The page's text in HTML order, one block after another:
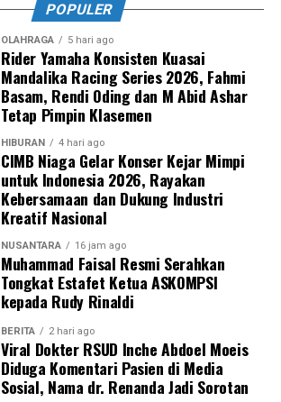
POPULER
OLAHRAGA 5 hari ago
Rider Yamaha Konsisten Kuasai
Mandalika Racing Series 2026, Fahmi
Basam, Rendi Oding dan M Abid Ashar
Tetap Pimpin Klasemen
HIBURAN 4 hari ago
CIMB Niaga Gelar Konser Kejar Mimpi
untuk Indonesia 2026, Rayakan
Kebersamaan dan Dukung Industri
Kreatif Nasional
NUSANTARA 16 jam ago
Muhammad Faisal Resmi Serahkan
Tongkat Estafet Ketua ASKOMPSI
kepada Rudy Rinaldi
BERITA 2 hari ago
Viral Dokter RSUD Inche Abdoel Moeis
Diduga Komentari Pasien di Media
Sosial, Nama dr. Renanda Jadi Sorotan